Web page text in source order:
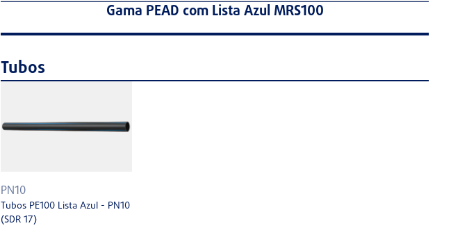
Gama PEAD com Lista Azul MRS100
Tubos
PN10
Tubos PE100 Lista Azul - PN10
(SDR 17)